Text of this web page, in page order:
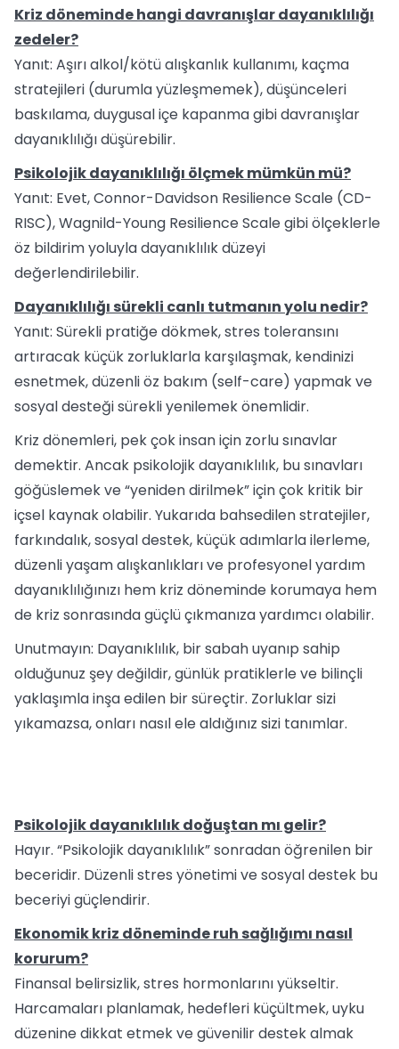
Kriz döneminde hangi davranışlar dayanıklılığı
zedeler?
Yanıt: Aşırı alkol/kötü alışkanlık kullanımı, kaçma
stratejileri (durumla yüzleşmemek), düşünceleri
baskılama, duygusal içe kapanma gibi davranışlar
dayanıklılığı düşürebilir.
Psikolojik dayanıklılığı ölçmek mümkün mü?
Yanıt: Evet, Connor-Davidson Resilience Scale (CD-
RISC), Wagnild-Young Resilience Scale gibi ölçeklerle
öz bildirim yoluyla dayanıklılık düzeyi
değerlendirilebilir.
Dayanıklılığı sürekli canlı tutmanın yolu nedir?
Yanıt: Sürekli pratiğe dökmek, stres toleransını
artıracak küçük zorluklarla karşılaşmak, kendinizi
esnetmek, düzenli öz bakım (self-care) yapmak ve
sosyal desteği sürekli yenilemek önemlidir.
Kriz dönemleri, pek çok insan için zorlu sınavlar
demektir. Ancak psikolojik dayanıklılık, bu sınavları
göğüslemek ve “yeniden dirilmek” için çok kritik bir
içsel kaynak olabilir. Yukarıda bahsedilen stratejiler,
farkındalık, sosyal destek, küçük adımlarla ilerleme,
düzenli yaşam alışkanlıkları ve profesyonel yardım
dayanıklılığınızı hem kriz döneminde korumaya hem
de kriz sonrasında güçlü çıkmanıza yardımcı olabilir.
Unutmayın: Dayanıklılık, bir sabah uyanıp sahip
olduğunuz şey değildir, günlük pratiklerle ve bilinçli
yaklaşımla inşa edilen bir süreçtir. Zorluklar sizi
yıkamazsa, onları nasıl ele aldığınız sizi tanımlar.
Psikolojik dayanıklılık doğuştan mı gelir?
Hayır. “Psikolojik dayanıklılık” sonradan öğrenilen bir
beceridir. Düzenli stres yönetimi ve sosyal destek bu
beceriyi güçlendirir.
Ekonomik kriz döneminde ruh sağlığımı nasıl
korurum?
Finansal belirsizlik, stres hormonlarını yükseltir.
Harcamaları planlamak, hedefleri küçültmek, uyku
düzenine dikkat etmek ve güvenilir destek almak